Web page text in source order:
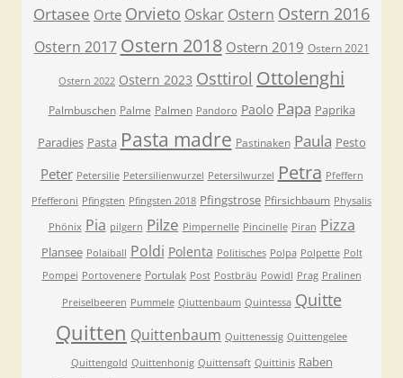
Ortasee Orte Orvieto Oskar Ostern Ostern 2016
Ostern 2017 Ostern 2018 Ostern 2019 Ostern 2021
Ostern 2022 Ostern 2023 Osttirol Ottolenghi
Palmbuschen Palme Palmen Pandoro Paolo Papa Paprika
Paradies Pasta Pasta madre Pastinaken Paula Pesto
Peter Petersilie Petersilienwurzel Petersilwurzel Petra Pfeffern
Pfefferoni Pfingsten Pfingsten 2018 Pfingstrose Pfirsichbaum Physalis
Phönix Pia pilgern Pilze Pimpernelle Pincinelle Piran Pizza
Plansee Polaiball Poldi Polenta Politisches Polpa Polpette Polt
Pompei Portovenere Portulak Post Postbräu Powidl Prag Pralinen
Preiselbeeren Pummele Qiuttenbaum Quintessa Quitte
Quitten Quittenbaum Quittenessig Quittengelee
Quittengold Quittenhonig Quittensaft Quittinis Raben